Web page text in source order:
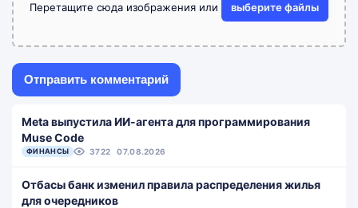
Перетащите сюда изображения или выберите файлы
Meta выпустила ИИ-агента для программирования
Muse Code
ФИНАНСЫ 3722 07.08.2026
Отбасы банк изменил правила распределения жилья
для очередников